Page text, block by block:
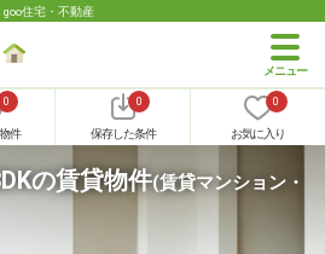
goo住宅・不動産
0
件
0
保存した条件
0
お気に入り
の賃貸物件(賃貸マンション・